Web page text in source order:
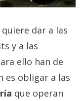
dar a las
y a las
ello han de
es obligar a las
que operan